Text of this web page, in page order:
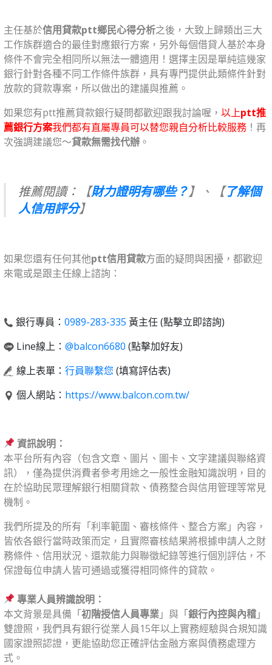
主任基於信用貸款ptt鄉民心得分析之後，大致上歸類出三大
工作族群適合的最佳對應銀行方案，另外每個借貸人基於本身
條件不會完全相同所以無法一體適用！選擇主因是單純這幾家
銀行針對各種不同工作條件族群，具有專門提供此類條件針對
放款的貸款專案，所以做出的建議與推薦。
如果您有ptt推薦貸款銀行疑問都歡迎跟我討論喔，以上ptt推
薦銀行方案我們都有直屬專員可以替您親自分析比較服務 ！再
次強調建議您～貸款無需找代辦 。
推薦閱讀： 【財力證明有哪些？】、【了解個
人信用評分】
如果您還有任何其他ptt信用貸款方面的疑問與困擾，都歡迎
來電或是跟主任線上諮詢：
銀行專員：0989-283-335 黃主任 (點擊立即諮詢)
Line線上：@balcon6680 (點擊加好友)
線上表單：行員聯繫您 (填寫評估表)
個人網站： https://www.balcon.com.tw/
資訊說明：
本平台所有內容（包含文章、圖片、圖卡、文字建議與聯絡資
訊），僅為提供消費者參考用途之一般性金融知識說明，目的
在於協助民眾理解銀行相關貸款、債務整合與信用管理等常見
機制。
我們所提及的所有「利率範圍、審核條件、整合方案」內容，
皆依各銀行當時政策而定，且實際審核結果將根據申請人之財
務條件、信用狀況、還款能力與聯徵紀錄等進行個別評估，不
保證每位申請人皆可通過或獲得相同條件的貸款。
專業人員辨識說明：
本文背景是具備「初階授信人員專業」與「銀行內控與內稽」
雙證照，我們具有銀行從業人員15年以上實務經驗與合規知識
國家證照認證，更能協助您正確評估金融方案與債務處理方
式。